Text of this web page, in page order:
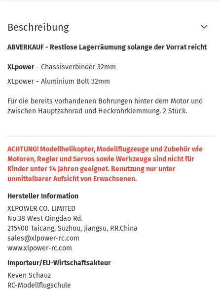
Beschreibung
ABVERKAUF - Restlose Lagerräumung solange der Vorrat reicht
XLpower- Chassisverbinder 32mm
XLpower - Aluminium Bolt 32mm
Für die bereits vorhandenen Bohrungen hinter dem Motor und
zwischen Hauptzahnrad und Heckrohrklemmung. 2 Stück.
ACHTUNG! Modellhelikopter, Modellflugzeuge und Zubehör wie
Motoren, Regler und Servos sowie Werkzeuge sind nicht für
Kinder unter 14 Jahren geeignet. Benutzung nur unter
unmittelbarer Aufsicht von Erwachsenen.
Hersteller Information
XLPOWER CO. LIMITED
No.38 West Qingdao Rd.
215400 Taicang, Suzhou, Jiangsu, P.R.China
sales@xlpower-rc.com
www.xlpower-rc.com
Importeur/EU-Wirtschaftsakteur
Keven Schauz
RC-Modellflugschule